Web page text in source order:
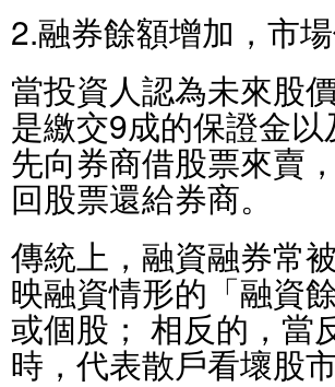
2.融券餘額增加，市場
當投資人認為未來股
是繳交9成的保證金
先向券商借股票來賣
回股票還給券商。
傳統上，融資融券常
映融資情形的「融資
或個股； 相反的，當
時，代表散戶看壞股市